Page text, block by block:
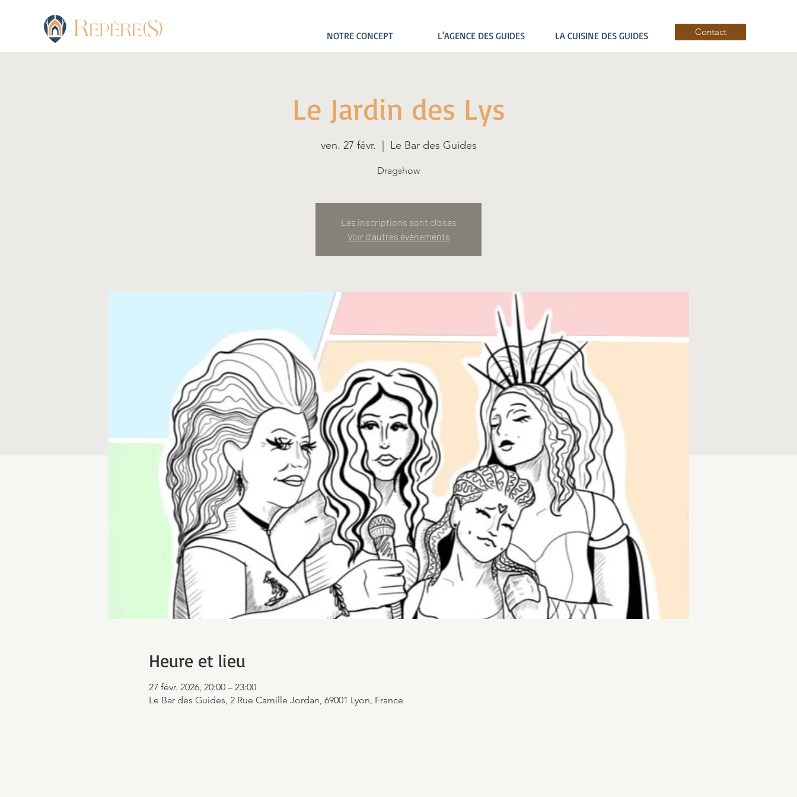
NOTRE CONCEPT L'AGENCE DES GUIDES LA CUISINE DES GUIDES Contact
Le Jardin des Lys
ven. 27 févr. Le Bar des Guides
Dragshow
Les inscriptions sont closes
Voir d'autres événements
Heure et lieu
27 févr. 2026, 20:00 – 23:00
Le Bar des Guides, 2 Rue Camille Jordan, 69001 Lyon, France